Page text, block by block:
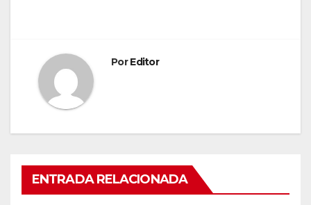
PorEditor
ENTRADA RELACIONADA